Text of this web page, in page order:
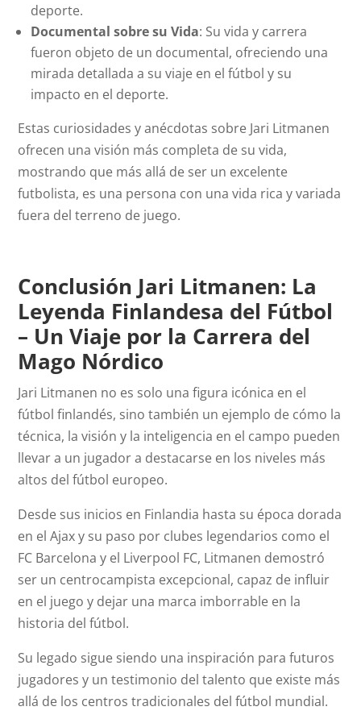
deporte.
Documental sobre su Vida: Su vida y carrera
fueron objeto de un documental, ofreciendo una
mirada detallada a su viaje en el fútbol y su
impacto en el deporte.
Estas curiosidades y anécdotas sobre Jari Litmanen
ofrecen una visión más completa de su vida,
mostrando que más allá de ser un excelente
futbolista, es una persona con una vida rica y variada
fuera del terreno de juego.
Conclusión Jari Litmanen: La
Leyenda Finlandesa del Fútbol
– Un Viaje por la Carrera del
Mago Nórdico
Jari Litmanen no es solo una figura icónica en el
fútbol finlandés, sino también un ejemplo de cómo la
técnica, la visión y la inteligencia en el campo pueden
llevar a un jugador a destacarse en los niveles más
altos del fútbol europeo.
Desde sus inicios en Finlandia hasta su época dorada
en el Ajax y su paso por clubes legendarios como el
FC Barcelona y el Liverpool FC, Litmanen demostró
ser un centrocampista excepcional, capaz de influir
en el juego y dejar una marca imborrable en la
historia del fútbol.
Su legado sigue siendo una inspiración para futuros
jugadores y un testimonio del talento que existe más
allá de los centros tradicionales del fútbol mundial.